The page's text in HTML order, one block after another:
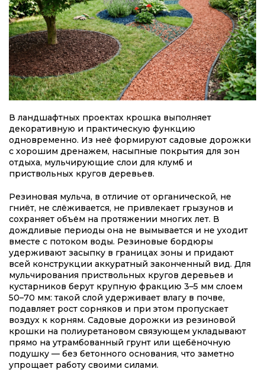
В ландшафтных проектах крошка выполняет
декоративную и практическую функцию
одновременно. Из неё формируют садовые дорожки
с хорошим дренажем, насыпные покрытия для зон
отдыха, мульчирующие слои для клумб и
приствольных кругов деревьев.
Резиновая мульча, в отличие от органической, не
гниёт, не слёживается, не привлекает грызунов и
сохраняет объём на протяжении многих лет. В
дождливые периоды она не вымывается и не уходит
вместе с потоком воды. Резиновые бордюры
удерживают засыпку в границах зоны и придают
всей конструкции аккуратный законченный вид. Для
мульчирования приствольных кругов деревьев и
кустарников берут крупную фракцию 3–5 мм слоем
50–70 мм: такой слой удерживает влагу в почве,
подавляет рост сорняков и при этом пропускает
воздух к корням. Садовые дорожки из резиновой
крошки на полиуретановом связующем укладывают
прямо на утрамбованный грунт или щебёночную
подушку — без бетонного основания, что заметно
упрощает работу своими силами.